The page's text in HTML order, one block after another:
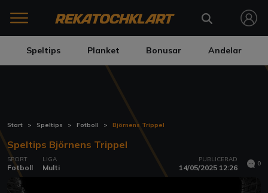
Speltips Planket Bonusar Andelar
Start Speltips Fotboll Björnens Trippel
Speltips Björnens Trippel
SPORT
Fotboll
LIGA
Multi
PUBLICERAD
14/05/2025 12:26 0